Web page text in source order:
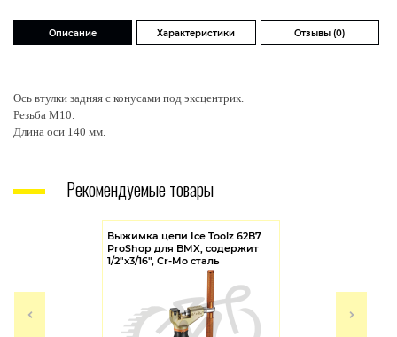
Описание Характеристики Отзывы (0)
Ось втулки задняя с конусами под эксцентрик.
Резьба М10.
Длина оси 140 мм.
Рекомендуемые товары
Выжимка цепи Ice Toolz 62B7
ProShop для BMX, содержит
1/2"x3/16", Cr-Mo сталь